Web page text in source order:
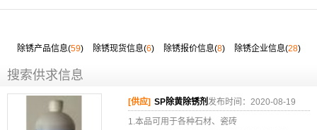
除锈产品信息(59) 除锈现货信息(6) 除锈报价信息(8) 除锈企业信息(28)
搜索供求信息
[供应] SP除黄除锈剂发布时间：2020-08-19
1.本品可用于各种石材、瓷砖